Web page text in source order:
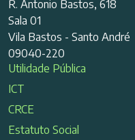
R. Antonio Bastos, 618
Sala 01
Vila Bastos - Santo André
09040-220
Utilidade Pública
ICT
CRCE
Estatuto Social